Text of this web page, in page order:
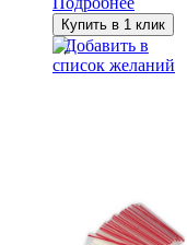
Купить в 1 клик
Добавить в
список желаний